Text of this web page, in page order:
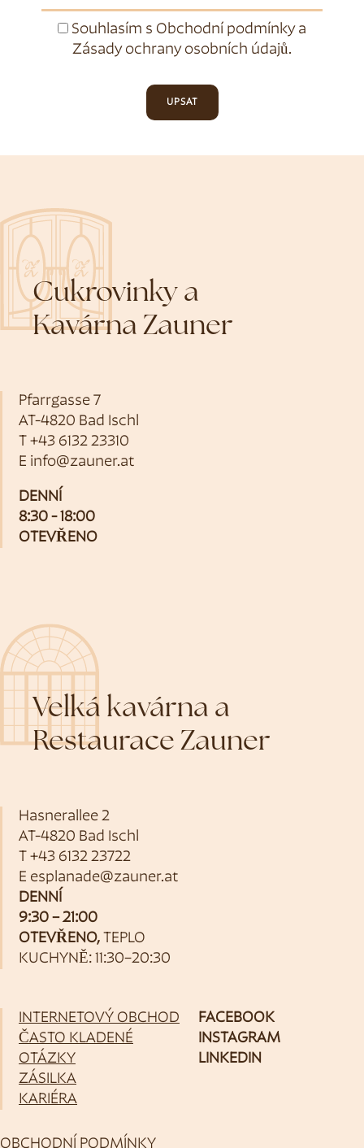
Souhlasím s Obchodní podmínkya
Zásady ochrany osobních údajů.
UPSAT
Cukrovinky a
Kavárna Zauner
Pfarrgasse 7
AT-4820 Bad Ischl
T +43 6132 23310
E info@zauner.at
DENNÍ
8:30 - 18:00
OTEVŘENO
Velká kavárna a
Restaurace Zauner
Hasnerallee 2
AT-4820 Bad Ischl
T +43 6132 23722
E esplanade@zauner.at
DENNÍ
9:30 – 21:00
OTEVŘENO, TEPLO
KUCHYNĚ: 11:30–20:30
INTERNETOVÝ OBCHOD
ČASTO KLADENÉ
OTÁZKY
ZÁSILKA
KARIÉRA
FACEBOOK
INSTAGRAM
LINKEDIN
OBCHODNÍ PODMÍNKY